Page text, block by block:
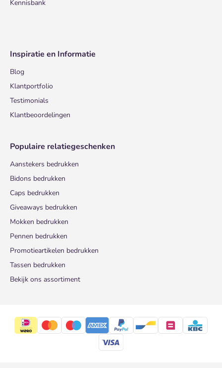
Kennisbank
Inspiratie en Informatie
Blog
Klantportfolio
Testimonials
Klantbeoordelingen
Populaire relatiegeschenken
Aanstekers bedrukken
Bidons bedrukken
Caps bedrukken
Giveaways bedrukken
Mokken bedrukken
Pennen bedrukken
Promotieartikelen bedrukken
Tassen bedrukken
Bekijk ons assortiment